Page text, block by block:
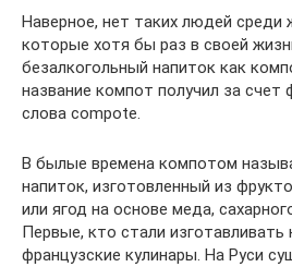
Наверное, нет таких людей среди
которые хотя бы раз в своей
безалкогольный напиток как
название компот получил за счет
слова compote.
В былые времена компотом
напиток, изготовленный из
или ягод на основе меда,
Первые, кто стали
французские кулинары. На Руси